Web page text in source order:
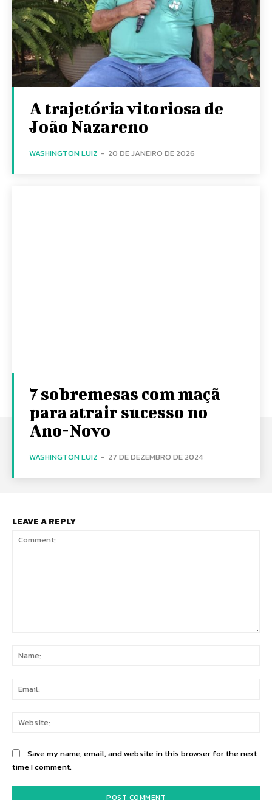
A trajetória vitoriosa de
João Nazareno
WASHINGTON LUIZ - 20 DE JANEIRO DE 2026
7 sobremesas com maçã
para atrair sucesso no
Ano-Novo
WASHINGTON LUIZ - 27 DE DEZEMBRO DE 2024
LEAVE A REPLY
Save my name, email, and website in this browser for the next
time I comment.